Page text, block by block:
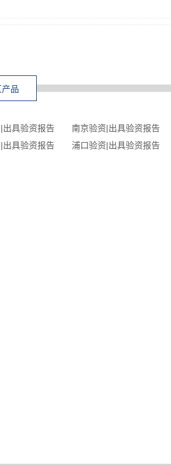
品
出具验资报告 南京验资|出具验资报告
出具验资报告
浦口验资|出具验资报告